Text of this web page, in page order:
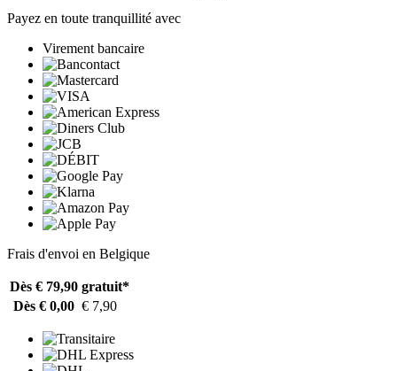
Payez en toute tranquillité avec
Virement bancaire
Frais d'envoi en Belgique
Dès € 79,90 gratuit*
Dès € 0,00 € 7,90